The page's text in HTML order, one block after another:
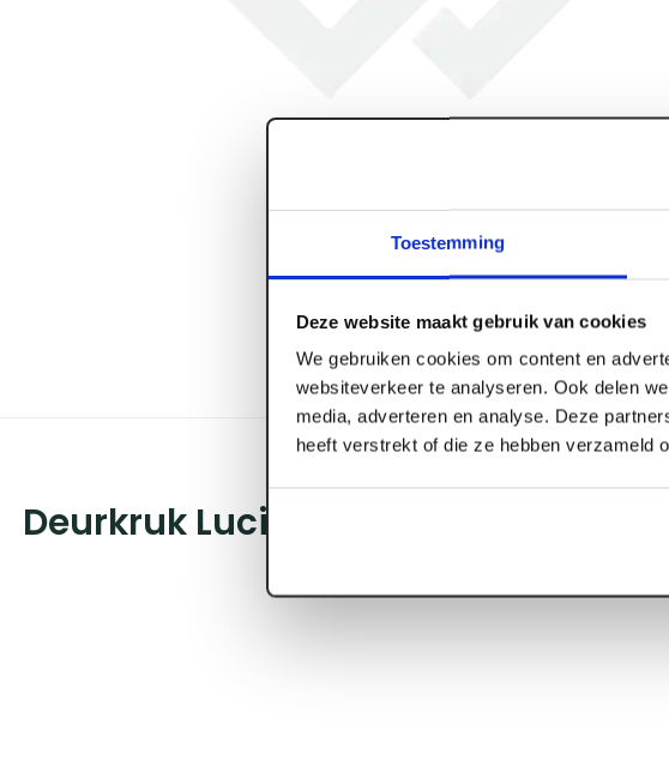
Toestemming
Deze website maakt gebruik van cookies
We gebruiken cookies om content en
websiteverkeer te analyseren. Ook delen
media, adverteren en analyse. Deze
heeft verstrekt of die ze hebben verzameld
Deurkruk Lucia S2L RVS rechts